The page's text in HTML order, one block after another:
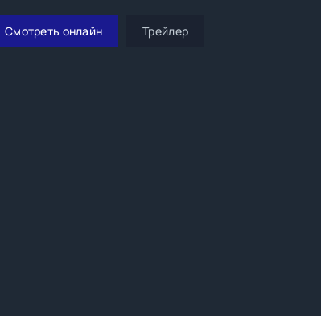
Смотреть онлайн Трейлер